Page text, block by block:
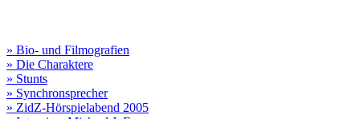
» Bio- und Filmografien
» Die Charaktere
» Stunts
» Synchronsprecher
» ZidZ-Hörspielabend 2005